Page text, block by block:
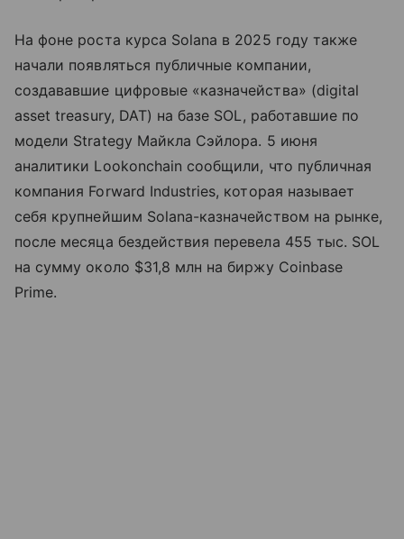
На фоне роста курса Solana в 2025 году также
начали появляться публичные компании,
создававшие цифровые «казначейства» (digital
asset treasury, DAT) на базе SOL, работавшие по
модели Strategy Майкла Сэйлора. 5 июня
аналитики Lookonchain сообщили, что публичная
компания Forward Industries, которая называет
себя крупнейшим Solana-казначейством на рынке,
после месяца бездействия перевела 455 тыс. SOL
на сумму около $31,8 млн на биржу Coinbase
Prime.